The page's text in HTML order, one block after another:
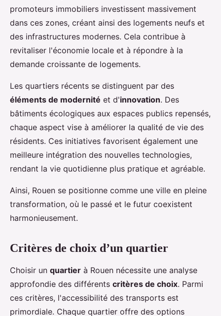
promoteurs immobiliers investissent massivement
dans ces zones, créant ainsi des logements neufs et
des infrastructures modernes. Cela contribue à
revitaliser l'économie locale et à répondre à la
demande croissante de logements.
Les quartiers récents se distinguent par des
éléments de modernité et d'innovation. Des
bâtiments écologiques aux espaces publics repensés,
chaque aspect vise à améliorer la qualité de vie des
résidents. Ces initiatives favorisent également une
meilleure intégration des nouvelles technologies,
rendant la vie quotidienne plus pratique et agréable.
Ainsi, Rouen se positionne comme une ville en pleine
transformation, où le passé et le futur coexistent
harmonieusement.
Critères de choix d’un quartier
Choisir un quartier à Rouen nécessite une analyse
approfondie des différents critères de choix. Parmi
ces critères, l'accessibilité des transports est
primordiale. Chaque quartier offre des options